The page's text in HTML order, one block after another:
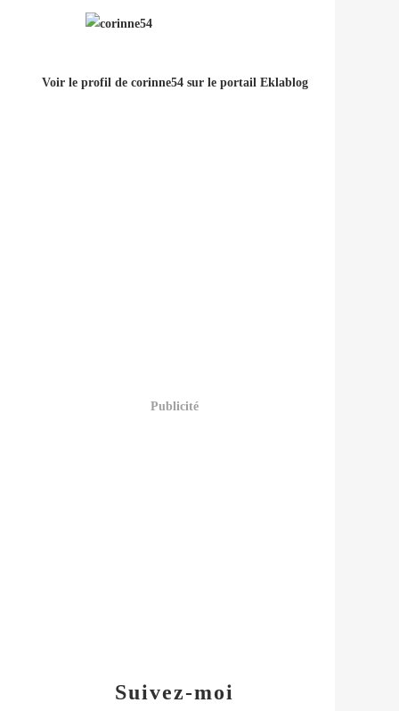
Suivez-moi
Voir le profil de corinne54sur le portail Eklablog
Publicité